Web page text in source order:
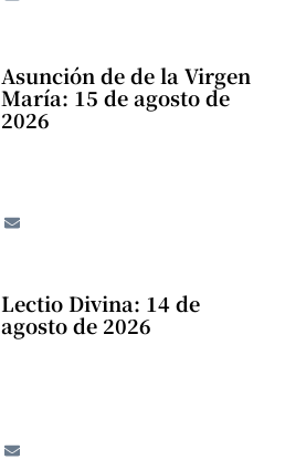
Asunción de de la Virgen
María: 15 de agosto de
2026
Lectio Divina: 14 de
agosto de 2026